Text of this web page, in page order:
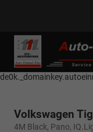
------------ Host Name :
selector1-aee-
Name :
Volkswagen
4M Black, Pano,